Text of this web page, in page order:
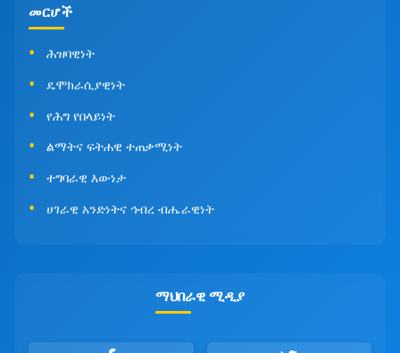
መርሆች
ሕዝባዊነት
ዴሞክራሲያዊነት
የሕግ የበላይነት
ልማትና ፍትሐዊ ተጠቃሚነት
ተግባራዊ እውነታ
ሀገራዊ አንድነትና ኅብረ ብሔራዊነት
ማህበራዊ ሚዲያ